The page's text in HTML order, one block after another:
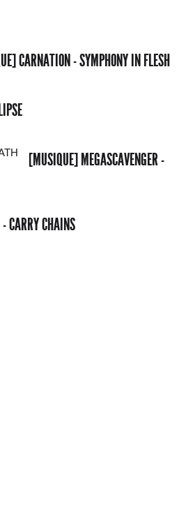
CARNATION - SYMPHONY IN FLESH
[MUSIQUE] MEGASCAVENGER -
CARRY CHAINS